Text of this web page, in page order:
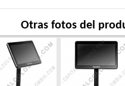
Otras fotos del